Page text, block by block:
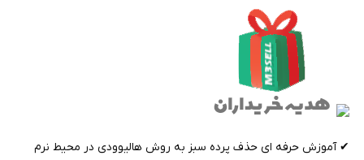
✔ آموزش حرفه ای حذف پرده سبز به روش هالیوودی در محیط نرم